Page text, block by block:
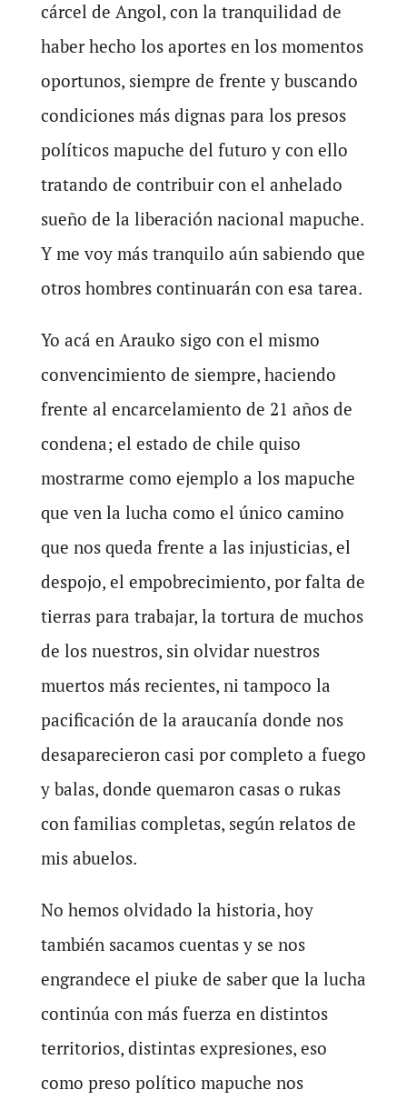
cárcel de Angol, con la tranquilidad de
haber hecho los aportes en los momentos
oportunos, siempre de frente y buscando
condiciones más dignas para los presos
políticos mapuche del futuro y con ello
tratando de contribuir con el anhelado
sueño de la liberación nacional mapuche.
Y me voy más tranquilo aún sabiendo que
otros hombres continuarán con esa tarea.
Yo acá en Arauko sigo con el mismo
convencimiento de siempre, haciendo
frente al encarcelamiento de 21 años de
condena; el estado de chile quiso
mostrarme como ejemplo a los mapuche
que ven la lucha como el único camino
que nos queda frente a las injusticias, el
despojo, el empobrecimiento, por falta de
tierras para trabajar, la tortura de muchos
de los nuestros, sin olvidar nuestros
muertos más recientes, ni tampoco la
pacificación de la araucanía donde nos
desaparecieron casi por completo a fuego
y balas, donde quemaron casas o rukas
con familias completas, según relatos de
mis abuelos.
No hemos olvidado la historia, hoy
también sacamos cuentas y se nos
engrandece el piuke de saber que la lucha
continúa con más fuerza en distintos
territorios, distintas expresiones, eso
como preso político mapuche nos